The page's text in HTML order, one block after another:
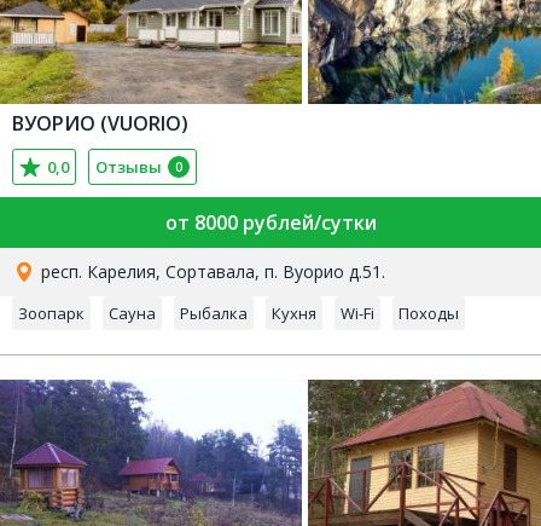
ВУОРИО (VUORIO)
0,0 Отзывы 0
от 8000 рублей/сутки
респ. Карелия, Сортавала, п. Вуорио д.51.
Зоопарк Сауна Рыбалка Кухня Wi-Fi Походы